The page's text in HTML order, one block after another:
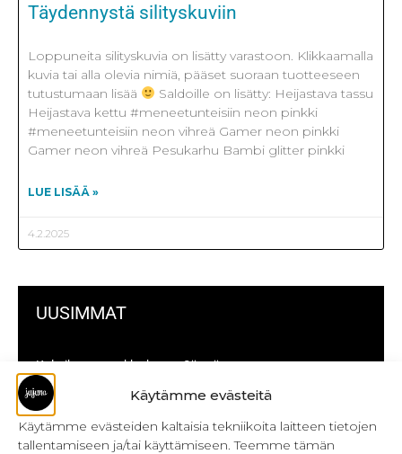
Käytämme evästeitä
Käytämme evästeiden kaltaisia tekniikoita laitteen tietojen
tallentamiseen ja/tai käyttämiseen. Teemme tämän
UUSIMMAT
Kulmikas pussukka kaava Särmä
Bokserikuminauhan ompelu
Metrivetoketjun käyttö
Täydennystä silityskuviin
Loppuneita silityskuvia on lisätty varastoon. Klikkaamalla
kuvia tai alla olevia nimiä, pääset suoraan tuotteeseen
tutustumaan lisää
Saldoille on lisätty: Heijastava tassu
Heijastava kettu #meneetunteisiin neon pinkki
#meneetunteisiin neon vihreä Gamer neon pinkki
Gamer neon vihreä Pesukarhu Bambi glitter pinkki
LUE LISÄÄ »
4.2.2025